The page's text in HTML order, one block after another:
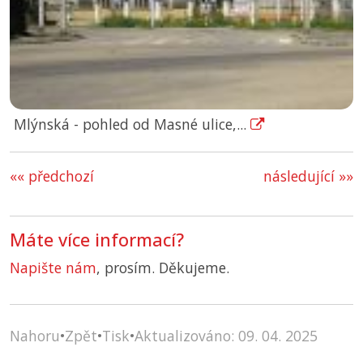
Mlýnská - pohled od Masné ulice,...
«« předchozí následující »»
Máte více informací?
Napište nám, prosím. Děkujeme.
Nahoru•Zpět•Tisk•Aktualizováno: 09. 04. 2025